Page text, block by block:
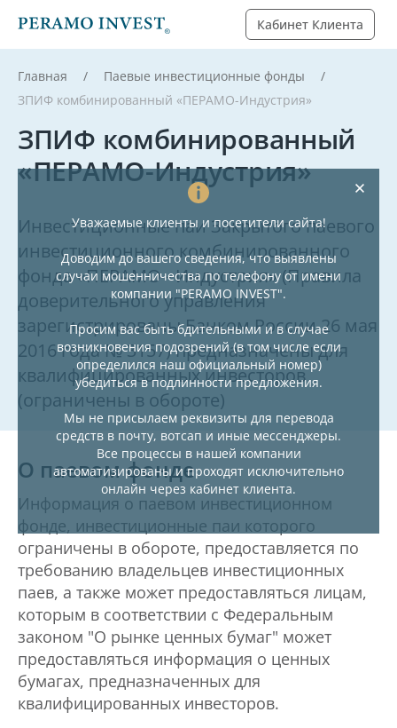
Кабинет Клиента
Главная
Паевые инвестиционные фонды
ЗПИФ комбинированный «ПЕРАМО-Индустрия»
ЗПИФ комбинированный
«ПЕРАМО-Индустрия»
Инвестиционные паи Закрытого паевого
инвестиционного комбинированного
фонда «ПЕРАМО - Индустрия» (Правила
доверительного управления
зарегистрированы Банком России 26 мая
2016 года № 3157) предназначены для
квалифицированных инвесторов
(ограничены в обороте)
О паевом фонде
Информация о паевом инвестиционном
фонде, инвестиционные паи которого
ограничены в обороте, предоставляется по
требованию владельцев инвестиционных
паев, а также может предоставляться лицам,
которым в соответствии с Федеральным
законом "О рынке ценных бумаг" может
предоставляться информация о ценных
бумагах, предназначенных для
квалифицированных инвесторов.
Уважаемые клиенты и посетители сайта!
Доводим до вашего сведения, что выявлены
случаи мошенничества по телефону от имени
компании "PERAMO INVEST".
Просим вас быть бдительными и в случае
возникновения подозрений (в том числе если
определился наш официальный номер)
убедиться в подлинности предложения.
Мы не присылаем реквизиты для перевода
средств в почту, вотсап и иные мессенджеры.
Все процессы в нашей компании
автоматизированы и проходят исключительно
онлайн через кабинет клиента.